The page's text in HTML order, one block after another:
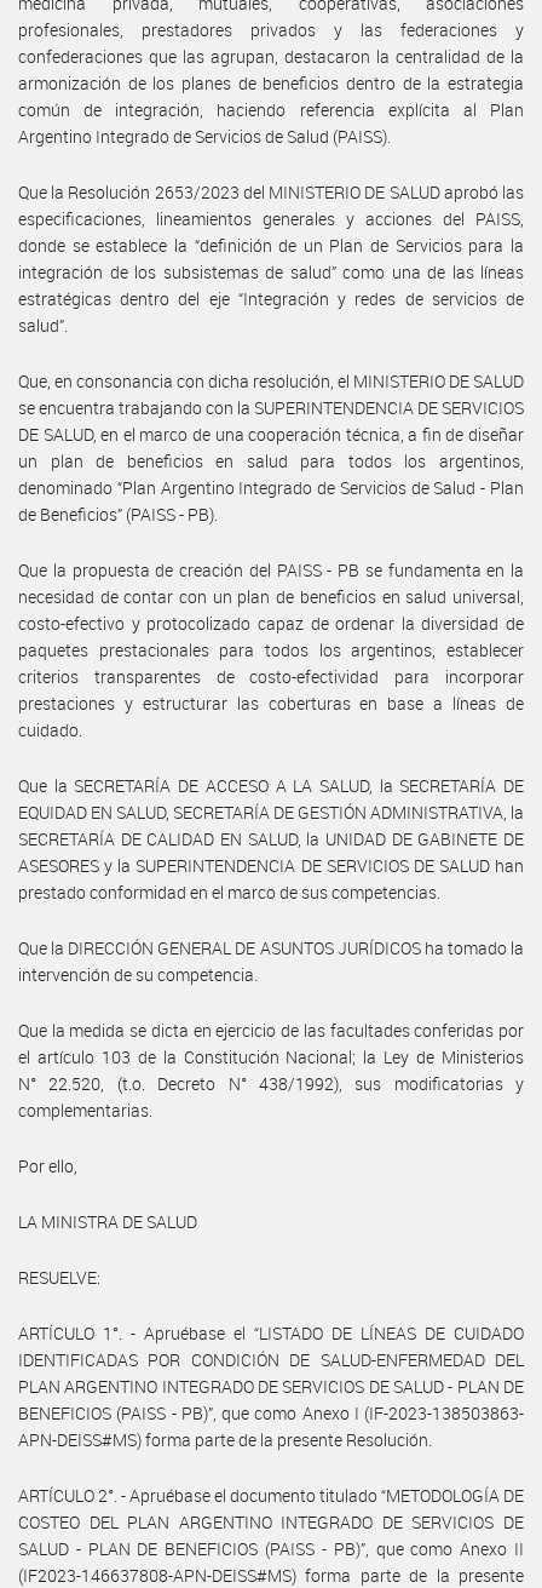
profesionales, prestadores privados y las federaciones y
confederaciones que las agrupan, destacaron la centralidad de la
armonización de los planes de beneficios dentro de la estrategia
común de integración, haciendo referencia explícita al Plan
Argentino Integrado de Servicios de Salud (PAISS).
Que la Resolución 2653/2023 del MINISTERIO DE SALUD aprobó las
especificaciones, lineamientos generales y acciones del PAISS,
donde se establece la “definición de un Plan de Servicios para la
integración de los subsistemas de salud” como una de las líneas
estratégicas dentro del eje “Integración y redes de servicios de
salud”.
Que, en consonancia con dicha resolución, el MINISTERIO DE SALUD
se encuentra trabajando con la SUPERINTENDENCIA DE SERVICIOS
DE SALUD, en el marco de una cooperación técnica, a fin de diseñar
un plan de beneficios en salud para todos los argentinos,
denominado “Plan Argentino Integrado de Servicios de Salud - Plan
de Beneficios” (PAISS - PB).
Que la propuesta de creación del PAISS - PB se fundamenta en la
necesidad de contar con un plan de beneficios en salud universal,
costo-efectivo y protocolizado capaz de ordenar la diversidad de
paquetes prestacionales para todos los argentinos, establecer
criterios transparentes de costo-efectividad para incorporar
prestaciones y estructurar las coberturas en base a líneas de
cuidado.
Que la SECRETARÍA DE ACCESO A LA SALUD, la SECRETARÍA DE
EQUIDAD EN SALUD, SECRETARÍA DE GESTIÓN ADMINISTRATIVA, la
SECRETARÍA DE CALIDAD EN SALUD, la UNIDAD DE GABINETE DE
ASESORES y la SUPERINTENDENCIA DE SERVICIOS DE SALUD han
prestado conformidad en el marco de sus competencias.
Que la DIRECCIÓN GENERAL DE ASUNTOS JURÍDICOS ha tomado la
intervención de su competencia.
Que la medida se dicta en ejercicio de las facultades conferidas por
el artículo 103 de la Constitución Nacional; la Ley de Ministerios
N° 22.520, (t.o. Decreto N° 438/1992), sus modificatorias y
complementarias.
Por ello,
LA MINISTRA DE SALUD
RESUELVE:
ARTÍCULO 1°. - Apruébase el “LISTADO DE LÍNEAS DE CUIDADO
IDENTIFICADAS POR CONDICIÓN DE SALUD-ENFERMEDAD DEL
PLAN ARGENTINO INTEGRADO DE SERVICIOS DE SALUD - PLAN DE
BENEFICIOS (PAISS - PB)”, que como Anexo I (IF-2023-138503863-
APN-DEISS#MS) forma parte de la presente Resolución.
ARTÍCULO 2°. - Apruébase el documento titulado “METODOLOGÍA DE
COSTEO DEL PLAN ARGENTINO INTEGRADO DE SERVICIOS DE
SALUD - PLAN DE BENEFICIOS (PAISS - PB)”, que como Anexo II
(IF2023-146637808-APN-DEISS#MS) forma parte de la presente